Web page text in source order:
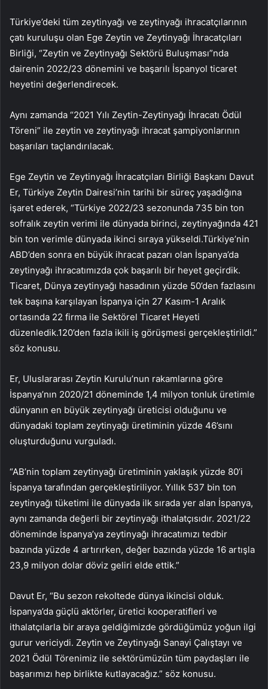
Türkiye’deki tüm zeytinyağı ve zeytinyağı ihracatçılarının
çatı kuruluşu olan Ege Zeytin ve Zeytinyağı İhracatçıları
Birliği, “Zeytin ve Zeytinyağı Sektörü Buluşması”nda
dairenin 2022/23 dönemini ve başarılı İspanyol ticaret
heyetini değerlendirecek.
Aynı zamanda “2021 Yılı Zeytin-Zeytinyağı İhracatı Ödül
Töreni” ile zeytin ve zeytinyağı ihracat şampiyonlarının
başarıları taçlandırılacak.
Ege Zeytin ve Zeytinyağı İhracatçıları Birliği Başkanı Davut
Er, Türkiye Zeytin Dairesi’nin tarihi bir süreç yaşadığına
işaret ederek, “Türkiye 2022/23 sezonunda 735 bin ton
sofralık zeytin verimi ile dünyada birinci, zeytinyağında 421
bin ton verimle dünyada ikinci sıraya yükseldi.Türkiye’nin
ABD’den sonra en büyük ihracat pazarı olan İspanya’da
zeytinyağı ihracatımızda çok başarılı bir heyet geçirdik.
Ticaret, Dünya zeytinyağı hasadının yüzde 50’den fazlasını
tek başına karşılayan İspanya için 27 Kasım-1 Aralık
ortasında 22 firma ile Sektörel Ticaret Heyeti
düzenledik.120’den fazla ikili iş görüşmesi gerçekleştirildi.”
söz konusu.
Er, Uluslararası Zeytin Kurulu’nun rakamlarına göre
İspanya’nın 2020/21 döneminde 1,4 milyon tonluk üretimle
dünyanın en büyük zeytinyağı üreticisi olduğunu ve
dünyadaki toplam zeytinyağı üretiminin yüzde 46’sını
oluşturduğunu vurguladı.
“AB’nin toplam zeytinyağı üretiminin yaklaşık yüzde 80’i
İspanya tarafından gerçekleştiriliyor. Yıllık 537 bin ton
zeytinyağı tüketimi ile dünyada ilk sırada yer alan İspanya,
aynı zamanda değerli bir zeytinyağı ithalatçısıdır. 2021/22
döneminde İspanya’ya zeytinyağı ihracatımızı tedbir
bazında yüzde 4 artırırken, değer bazında yüzde 16 artışla
23,9 milyon dolar döviz geliri elde ettik.”
Davut Er, “Bu sezon rekoltede dünya ikincisi olduk.
İspanya’da güçlü aktörler, üretici kooperatifleri ve
ithalatçılarla bir araya geldiğimizde gördüğümüz yoğun ilgi
gurur vericiydi. Zeytin ve Zeytinyağı Sanayi Çalıştayı ve
2021 Ödül Törenimiz ile sektörümüzün tüm paydaşları ile
başarımızı hep birlikte kutlayacağız.” söz konusu.